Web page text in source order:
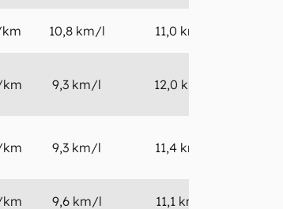
km 10,8 km/l 11,0 km/l
km 9,3 km/l 12,0 km/l
km 9,3 km/l 11,4 km/l
km 9,6 km/l 11,1 km/l